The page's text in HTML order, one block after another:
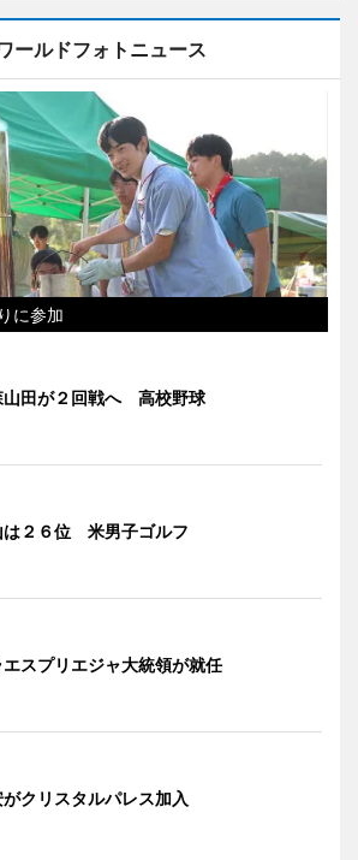
ールドフォトニュース
に参加
山田が２回戦へ 高校野球
は２６位 米男子ゴルフ
スプリエジャ大統領が就任
クリスタルパレス加入